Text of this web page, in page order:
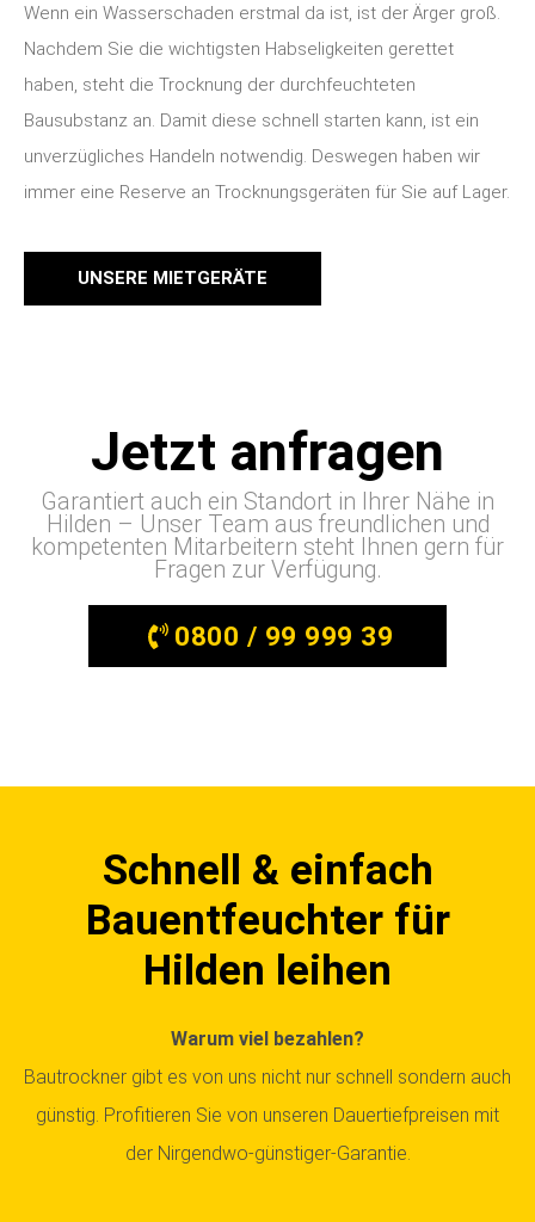
Wenn ein Wasserschaden erstmal da ist, ist der Ärger groß.
Nachdem Sie die wichtigsten Habseligkeiten gerettet
haben, steht die Trocknung der durchfeuchteten
Bausubstanz an. Damit diese schnell starten kann, ist ein
unverzügliches Handeln notwendig. Deswegen haben wir
immer eine Reserve an Trocknungsgeräten für Sie auf Lager.
UNSERE MIETGERÄTE
Jetzt anfragen
Garantiert auch ein Standort in Ihrer Nähe in
Hilden – Unser Team aus freundlichen und
kompetenten Mitarbeitern steht Ihnen gern für
Fragen zur Verfügung.
0800 / 99 999 39
Schnell & einfach
Bauentfeuchter für
Hilden leihen
Warum viel bezahlen?
Bautrockner gibt es von uns nicht nur schnell sondern auch
günstig. Profitieren Sie von unseren Dauertiefpreisen mit
der Nirgendwo-günstiger-Garantie.